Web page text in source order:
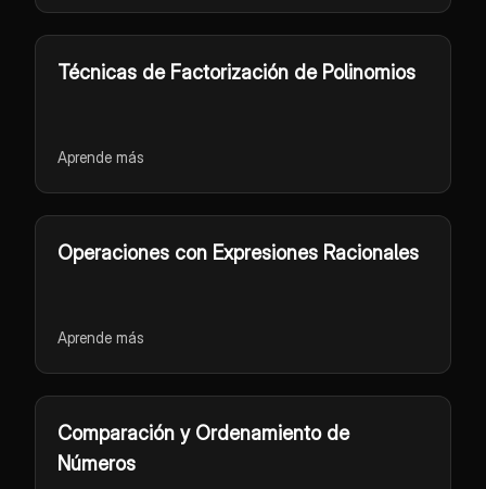
Técnicas de Factorización de Polinomios
Aprende más
Operaciones con Expresiones Racionales
Aprende más
Comparación y Ordenamiento de
Números